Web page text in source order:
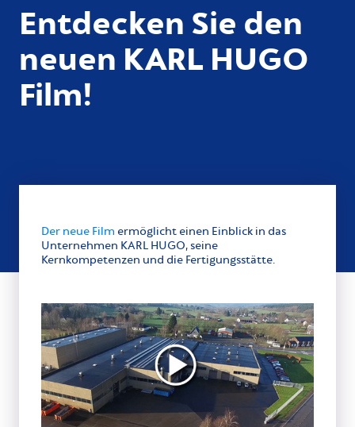
Entdecken Sie den
neuen KARL HUGO
Film!
Der neue Film ermöglicht einen Einblick in das
Unternehmen KARL HUGO, seine
Kernkompetenzen und die Fertigungsstätte.